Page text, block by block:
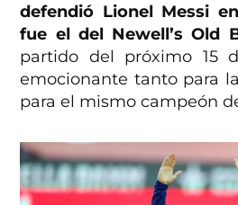
defendió Lionel Messi
fue el del Newell’s Old
partido del próximo 15
emocionante tanto para
para el mismo campeón